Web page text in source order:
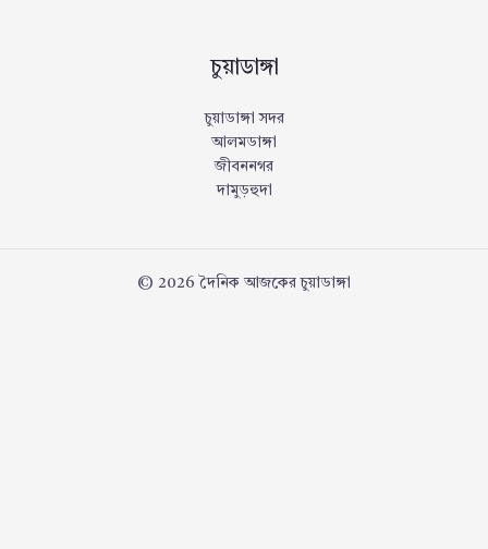
চুয়াডাঙ্গা
চুয়াডাঙ্গা সদর
আলমডাঙ্গা
জীবননগর
দামুড়হুদা
© 2026 দৈনিক আজকের চুয়াডাঙ্গা